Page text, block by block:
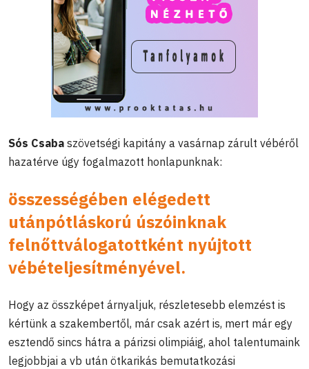
Sós Csaba szövetségi kapitány a vasárnap zárult vébéről
hazatérve úgy fogalmazott honlapunknak:
összességében elégedett
utánpótláskorú úszóinknak
felnőttválogatottként nyújtott
vébételjesítményével.
Hogy az összképet árnyaljuk, részletesebb elemzést is
kértünk a szakembertől, már csak azért is, mert már egy
esztendő sincs hátra a párizsi olimpiáig, ahol talentumaink
legjobbjai a vb után ötkarikás bemutatkozási